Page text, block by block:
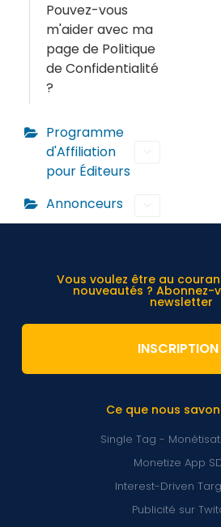
Pouvez-vous
m'aider avec ma
page de Politique
de Confidentialité
?
Programme
d'Affiliation
pour Éditeurs
Annonceurs
Ce que nous
Single Tag -
Monetize App
Interest-Driven
Publicité sur
Vous voulez être au
nouveautés ? Abonnez-
newsletter